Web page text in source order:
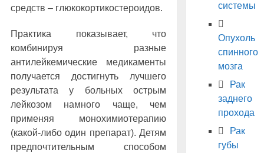
средств – глюкокортикостероидов.
Практика показывает, что
комбинируя разные
антилейкемические медикаменты
получается достигнуть лучшего
результата у больных острым
лейкозом намного чаще, чем
применяя монохимиотерапию
(какой-либо один препарат). Детям
предпочтительным способом
системы
Опухоль
спинного
мозга
Рак
заднего
прохода
Рак
губы